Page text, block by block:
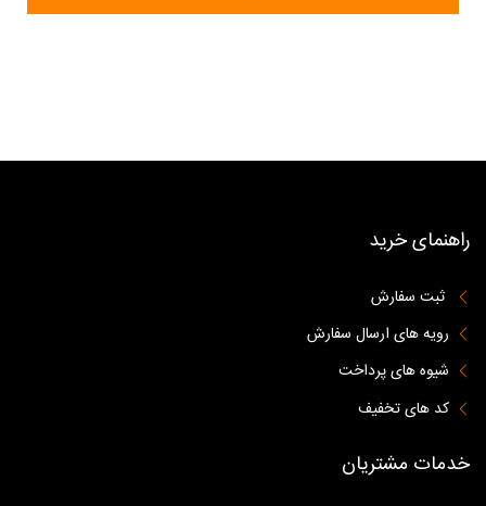
راهنمای خرید
ثبت سفارش
رویه های ارسال سفارش
شیوه های پرداخت
کد های تخفیف
خدمات مشتریان